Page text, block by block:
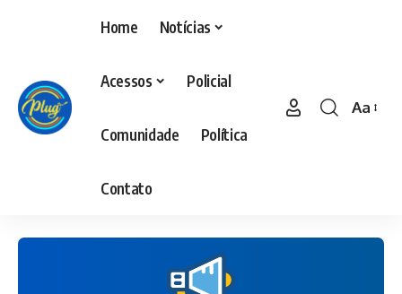
Home Notícias
Acessos Policial
Comunidade Política
Contato
Aa